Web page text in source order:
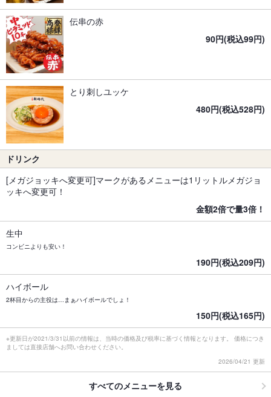
伝串の赤
90円(税込99円)
とり刺しユッケ
480円(税込528円)
ドリンク
[メガジョッキへ変更可]マークがあるメニューは1リットルメガジョ
ッキへ変更可！
金額2倍で量3倍！
生中
コンビニよりも安い！
190円(税込209円)
ハイボール
2杯目からの主役は…まぁハイボールでしょ！
150円(税込165円)
※更新日が2021/3/31以前の情報は、当時の価格及び税率に基づく情報となります。 価格につき
ましては直接店舗へお問い合わせください。
2026/04/21 更新
すべてのメニューを見る